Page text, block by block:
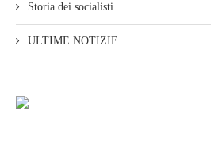
Storia dei socialisti
ULTIME NOTIZIE